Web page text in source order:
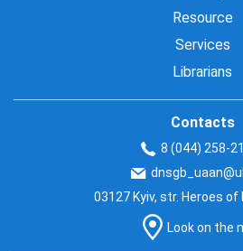
Resource
Services
Librarians
Contacts
8 (044) 258-
03127 Kyiv, str. Heroes of
Look on the